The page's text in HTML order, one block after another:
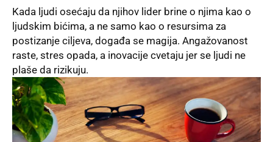
Kada ljudi osećaju da njihov lider brine o njima kao o
ljudskim bićima, a ne samo kao o resursima za
postizanje ciljeva, događa se magija. Angažovanost
raste, stres opada, a inovacije cvetaju jer se ljudi ne
plaše da rizikuju.